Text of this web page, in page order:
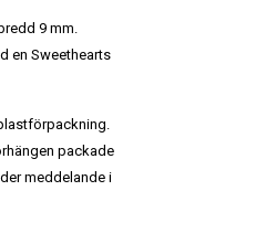
9 mm.
en Sweethearts
packade
meddelande i